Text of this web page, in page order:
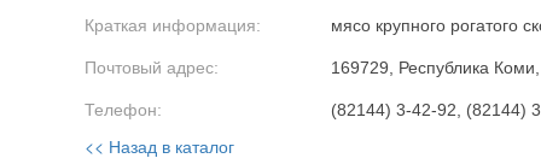
Краткая информация: мясо крупного рогатого
Почтовый адрес: 169729, Республика
Телефон: (82144) 3-42-92, (82144)
<< Назад в каталог